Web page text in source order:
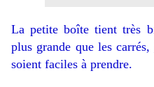
La petite boîte tient très
plus grande que les
soient faciles à prendre.